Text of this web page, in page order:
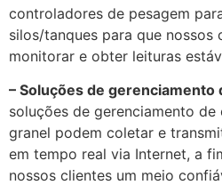
controladores de pesagem
silos/tanques para que nossos
monitorar e obter leituras
– Soluções de gerenciamento
soluções de gerenciamento de
granel podem coletar e
em tempo real via Internet, a
nossos clientes um meio